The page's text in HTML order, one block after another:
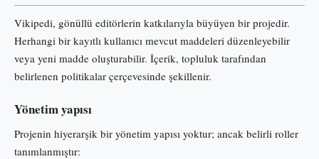
Vikipedi, gönüllü editörlerin katkılarıyla büyüyen bir projedir.
Herhangi bir kayıtlı kullanıcı mevcut maddeleri düzenleyebilir
veya yeni madde oluşturabilir. İçerik, topluluk tarafından
belirlenen politikalar çerçevesinde şekillenir.
Yönetim yapısı
Projenin hiyerarşik bir yönetim yapısı yoktur; ancak belirli roller
tanımlanmıştır: